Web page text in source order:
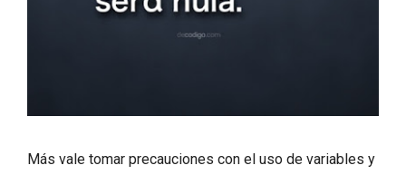
Más vale tomar precauciones con el uso de variables y